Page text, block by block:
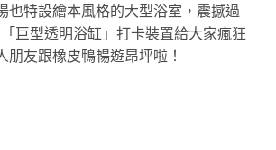
也特設繪本風格的大型浴室，震撼過
巨型透明浴缸」打卡裝置給大家瘋狂
朋友跟橡皮鴨暢遊昂坪啦！